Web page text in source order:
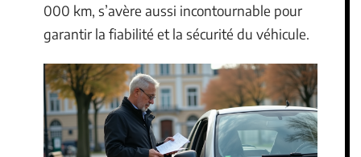
000 km, s’avère aussi incontournable pour
garantir la fiabilité et la sécurité du véhicule.